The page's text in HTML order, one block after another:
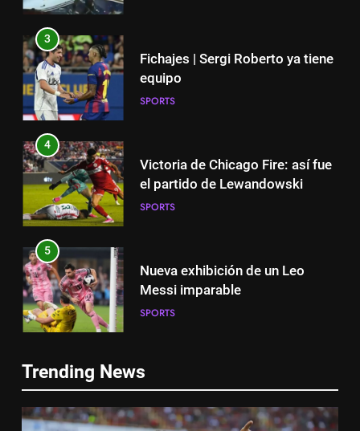
3
Fichajes | Sergi Roberto ya tiene
equipo
SPORTS
4
Victoria de Chicago Fire: así fue
el partido de Lewandowski
SPORTS
5
Nueva exhibición de un Leo
Messi imparable
SPORTS
Cambios en la MLS
SPORTS
Trending NewsNueva exhibición de un Leo
Messi imparable
SPORTS